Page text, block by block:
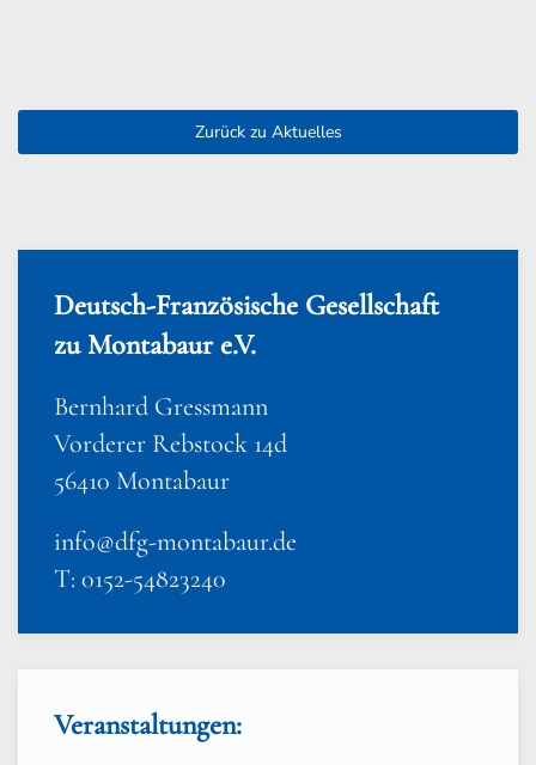
Zurück zu Aktuelles
Deutsch-Französische Gesellschaft
zu Montabaur e.V.
Bernhard Gressmann
Vorderer Rebstock 14d
56410 Montabaur
info@dfg-montabaur.de
T: 0152-54823240
Veranstaltungen: